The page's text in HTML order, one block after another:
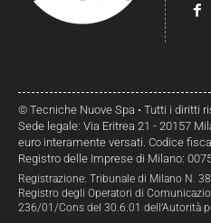
© Tecniche Nuove Spa • Tutti i diritti
Sede legale: Via Eritrea 21 - 20157
euro interamente versati. Codice
Registro delle Imprese di Milano:
Registrazione: Tribunale di Milano N.
Registro degli Operatori di
236/01/Cons del 30.6.01 dell’Autorità